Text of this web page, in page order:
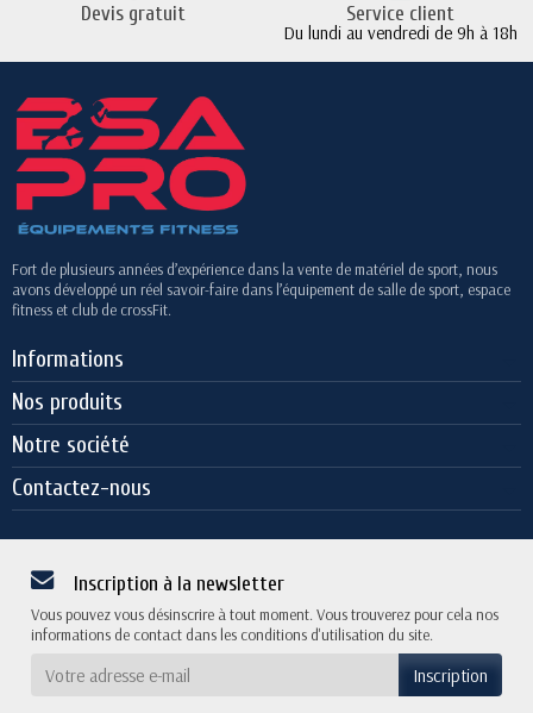
Devis gratuit Service client
Du lundi au vendredi de 9h à 18h
Fort de plusieurs années d’expérience dans la vente de matériel de sport, nous
avons développé un réel savoir-faire dans l’équipement de salle de sport, espace
fitness et club de crossFit.
Informations
Nos produits
Notre société
Contactez-nous
Inscription à la newsletter
Vous pouvez vous désinscrire à tout moment. Vous trouverez pour cela nos
informations de contact dans les conditions d'utilisation du site.